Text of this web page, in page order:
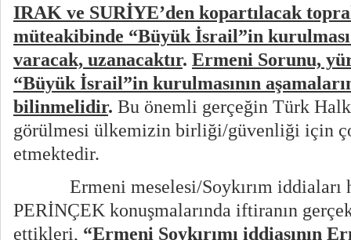
IRAK ve SURİYE’den kopartılacak
müteakibinde “Büyük İsrail”in
varacak, uzanacaktır. Ermeni Sorunu,
“Büyük İsrail”in kurulmasının
bilinmelidir. Bu önemli gerçeğin Türk
görülmesi ülkemizin birliği/güvenliği için
etmektedir.
Ermeni meselesi/Soykırım iddiaları
PERİNÇEK konuşmalarında iftiranın
ettikleri, “Ermeni Soykırımı iddiasının